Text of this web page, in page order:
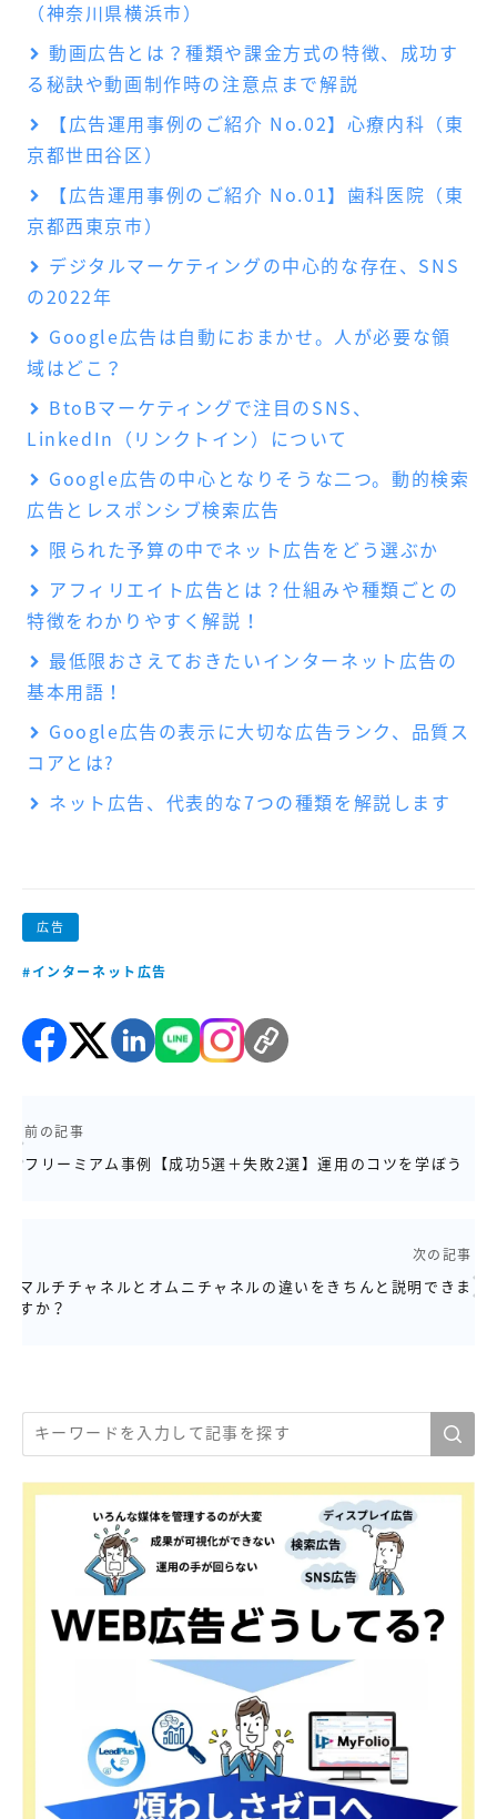
広告
#インターネット広告
前の記事
フリーミアム事例【成功5選＋失敗2選】運用のコツを学ぼう
次の記事
マルチチャネルとオムニチャネルの違いをきちんと説明できま
すか？
（神奈川県横浜市）
動画広告とは？種類や課金方式の特徴、成功す
る秘訣や動画制作時の注意点まで解説
【広告運用事例のご紹介 No.02】心療内科（東
京都世田谷区）
【広告運用事例のご紹介 No.01】歯科医院（東
京都西東京市）
デジタルマーケティングの中心的な存在、SNS
の2022年
Google広告は自動におまかせ。人が必要な領
域はどこ？
BtoBマーケティングで注目のSNS、
LinkedIn（リンクトイン）について
Google広告の中心となりそうな二つ。動的検索
広告とレスポンシブ検索広告
限られた予算の中でネット広告をどう選ぶか
アフィリエイト広告とは？仕組みや種類ごとの
特徴をわかりやすく解説！
最低限おさえておきたいインターネット広告の
基本用語！
Google広告の表示に大切な広告ランク、品質ス
コアとは?
ネット広告、代表的な7つの種類を解説します